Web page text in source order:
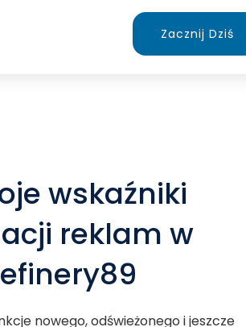
Zacznij Dziś
wskaźniki
reklam w
nowego, odświeżonego i jeszcze